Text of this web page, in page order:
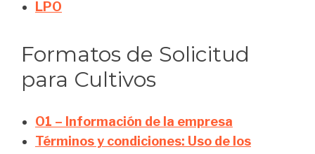
LPO
Formatos de Solicitud
para Cultivos
O1 – Información de la empresa
Términos y condiciones: Uso de los